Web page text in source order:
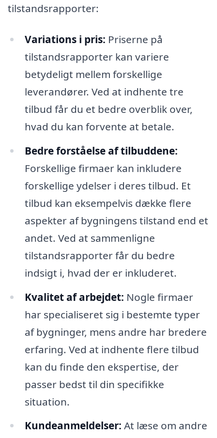
tilstandsrapporter:
Variations i pris: Priserne på
tilstandsrapporter kan variere
betydeligt mellem forskellige
leverandører. Ved at indhente tre
tilbud får du et bedre overblik over,
hvad du kan forvente at betale.
Bedre forståelse af tilbuddene:
Forskellige firmaer kan inkludere
forskellige ydelser i deres tilbud. Et
tilbud kan eksempelvis dække flere
aspekter af bygningens tilstand end et
andet. Ved at sammenligne
tilstandsrapporter får du bedre
indsigt i, hvad der er inkluderet.
Kvalitet af arbejdet: Nogle firmaer
har specialiseret sig i bestemte typer
af bygninger, mens andre har bredere
erfaring. Ved at indhente flere tilbud
kan du finde den ekspertise, der
passer bedst til din specifikke
situation.
Kundeanmeldelser: At læse om andre